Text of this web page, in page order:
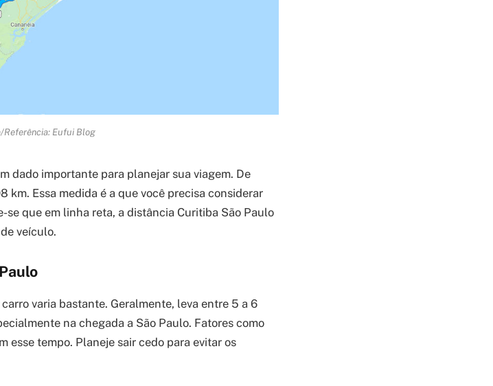
Referência: Eufui Blog
dado importante para planejar sua viagem. De
km. Essa medida é a que você precisa considerar
se que em linha reta, a distância Curitiba São Paulo
veículo.
varia bastante. Geralmente, leva entre 5 a 6
na chegada a São Paulo. Fatores como
esse tempo. Planeje sair cedo para evitar os